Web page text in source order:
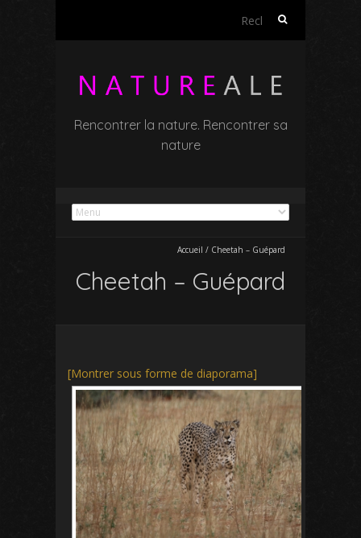
Rechercher :
Rencontrer la nature. Rencontrer sa
nature
Accueil / Cheetah – Guépard
Cheetah – Guépard
[Montrer sous forme de diaporama]